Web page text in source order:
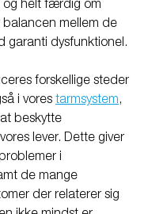
og helt færdig om
mellem de
garanti dysfunktionel.
forskellige steder
i vores tarmsystem,
beskytte
lever. Dette giver
i
de mange
der relaterer sig